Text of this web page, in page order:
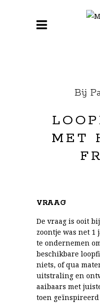
Bij
MET
VRAAG
De vraag is ooit
zoontje was net 1
te ondernemen
beschikbare
niets, of qua
uitstraling en
aaibaars met
toen